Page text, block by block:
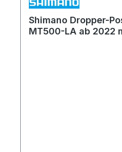
Shimano Dropper-
MT500-LA ab 2022